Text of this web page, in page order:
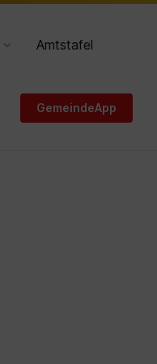
Amtstafel
GemeindeApp